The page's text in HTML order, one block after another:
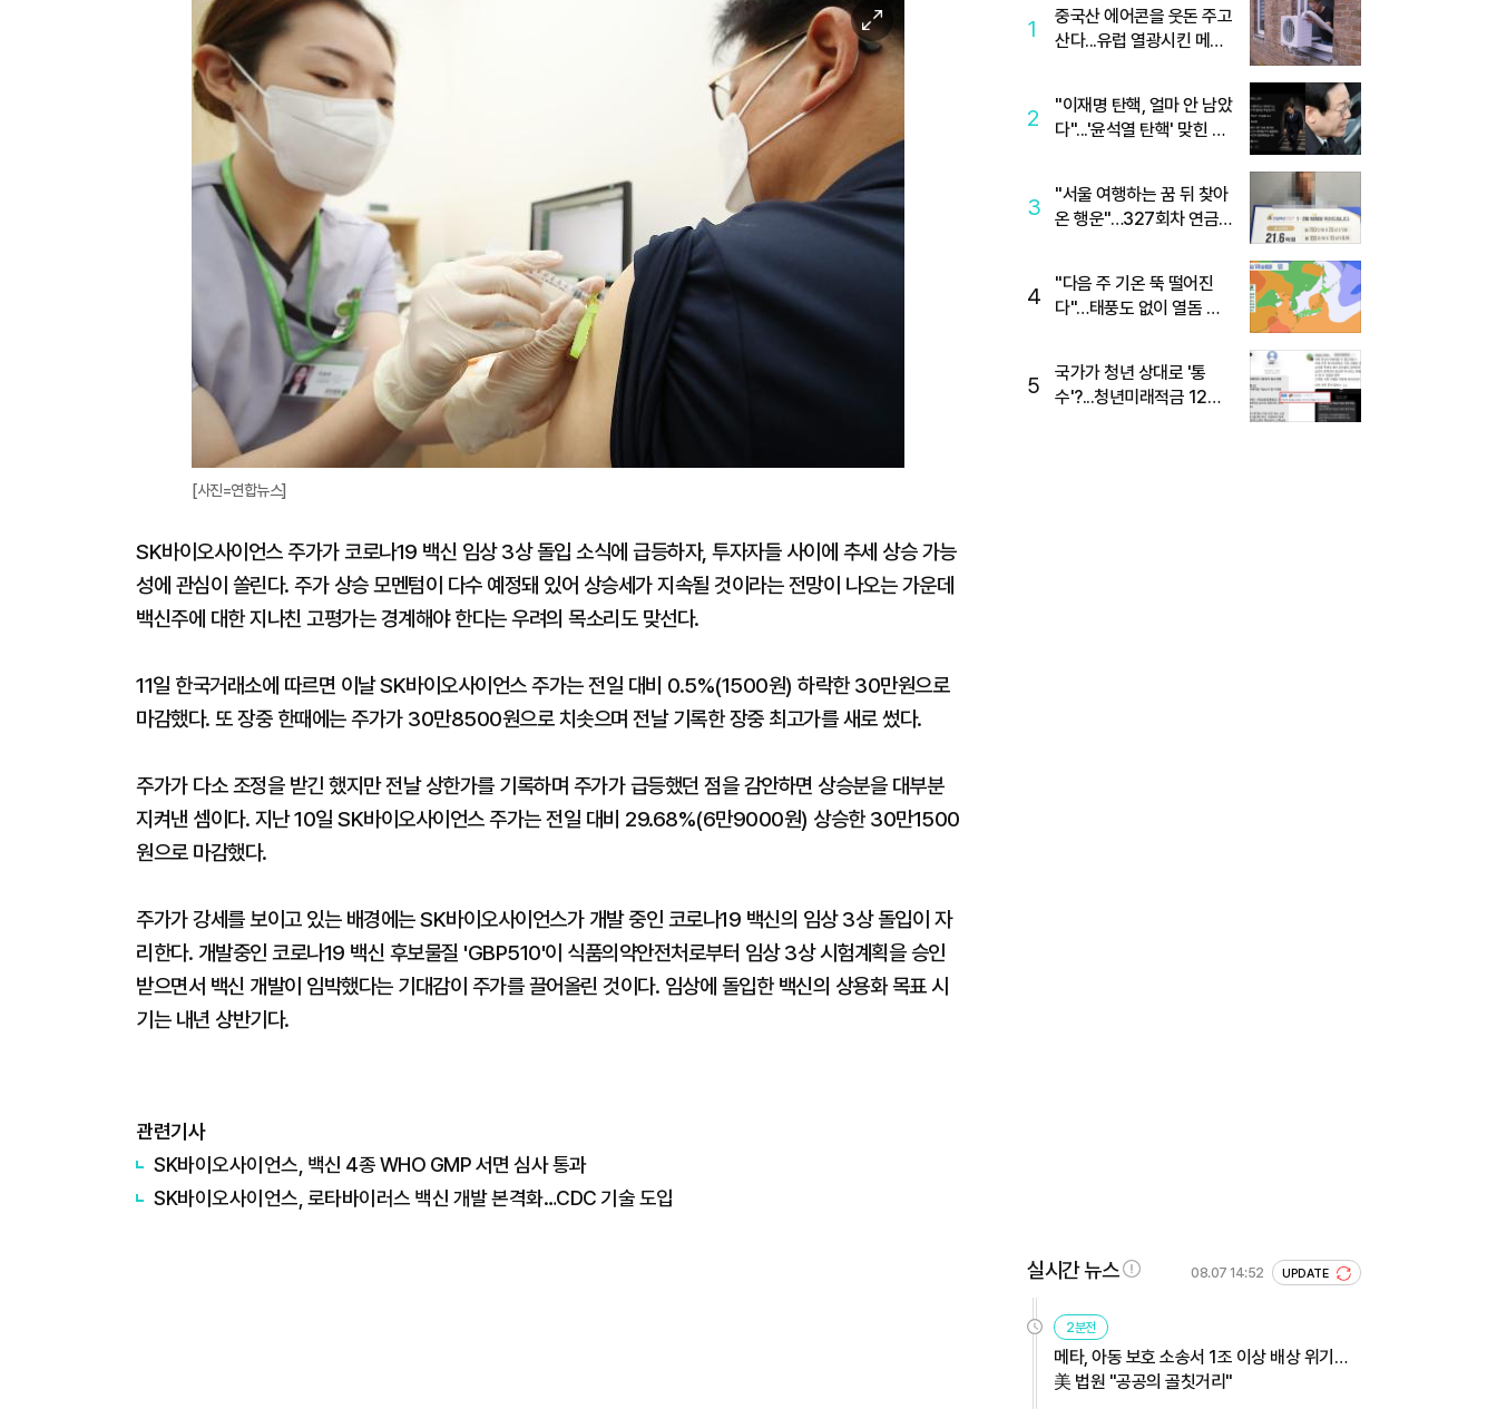
이
미
지
확
[사진=연합뉴스]
SK바이오사이언스 주가가 코로나19 백신 임상 3상 돌입 소식에 급등하자, 투자자들 사이에 추세 상승 가능
성에 관심이 쏠린다. 주가 상승 모멘텀이 다수 예정돼 있어 상승세가 지속될 것이라는 전망이 나오는 가운데
백신주에 대한 지나친 고평가는 경계해야 한다는 우려의 목소리도 맞선다.
11일 한국거래소에 따르면 이날 SK바이오사이언스 주가는 전일 대비 0.5%(1500원) 하락한 30만원으로
마감했다. 또 장중 한때에는 주가가 30만8500원으로 치솟으며 전날 기록한 장중 최고가를 새로 썼다.
주가가 다소 조정을 받긴 했지만 전날 상한가를 기록하며 주가가 급등했던 점을 감안하면 상승분을 대부분
지켜낸 셈이다. 지난 10일 SK바이오사이언스 주가는 전일 대비 29.68%(6만9000원) 상승한 30만1500
원으로 마감했다.
주가가 강세를 보이고 있는 배경에는 SK바이오사이언스가 개발 중인 코로나19 백신의 임상 3상 돌입이 자
리한다. 개발중인 코로나19 백신 후보물질 'GBP510'이 식품의약안전처로부터 임상 3상 시험계획을 승인
받으면서 백신 개발이 임박했다는 기대감이 주가를 끌어올린 것이다. 임상에 돌입한 백신의 상용화 목표 시
기는 내년 상반기다.
관련기사
SK바이오사이언스, 백신 4종 WHO GMP 서면 심사 통과
SK바이오사이언스, 로타바이러스 백신 개발 본격화…CDC 기술 도입
1
중국산 에어콘을 웃돈 주고
산다...유럽 열광시킨 메이
2
"이재명 탄핵, 얼마 안 남았
다"...'윤석열 탄핵' 맞힌 무
3
"서울 여행하는 꿈 뒤 찾아
온 행운"…327회차 연금
4
"다음 주 기온 뚝 떨어진
다"…태풍도 없이 열돔 박
5
국가가 청년 상대로 '통
수'?...청년미래적금 12%
실시간 뉴스 08.07 14:52 UPDATE
2분전
메타, 아동 보호 소송서 1조 이상 배상 위기…
美 법원 "공공의 골칫거리"